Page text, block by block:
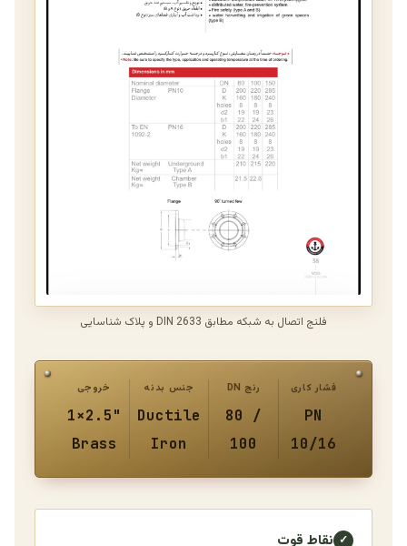
فلنج اتصال به شبکه مطابق DIN 2633 و پلاک شناسایی
فشار کاری
PN
10/16
رنج DN
80 /
100
جنس بدنه
Ductile
Iron
خروجی
1×2.5"
Brass
✓ نقاط قوت